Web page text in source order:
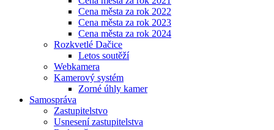
Cena města za rok 2022
Cena města za rok 2023
Cena města za rok 2024
Rozkvetlé Dačice
Letos soutěží
Webkamera
Kamerový systém
Zorné úhly kamer
Samospráva
Zastupitelstvo
Usnesení zastupitelstva